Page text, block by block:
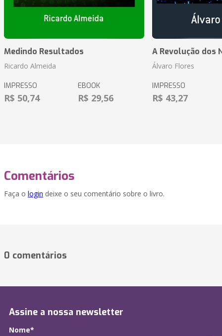
Medindo Resultados
Ricardo Almeida
IMPRESSO
R$ 50,74
EBOOK
R$ 29,56
A Revolução dos
Álvaro Flores
IMPRESSO
R$ 43,27
Comentários
Faça o login deixe o seu comentário sobre o livro.
0 comentários
Assine a nossa newsletter
Nome*